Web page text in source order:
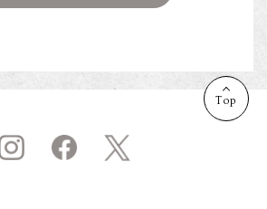
Top